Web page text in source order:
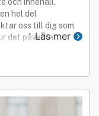
hel del
oss till dig som
det påverkar
Läs mer